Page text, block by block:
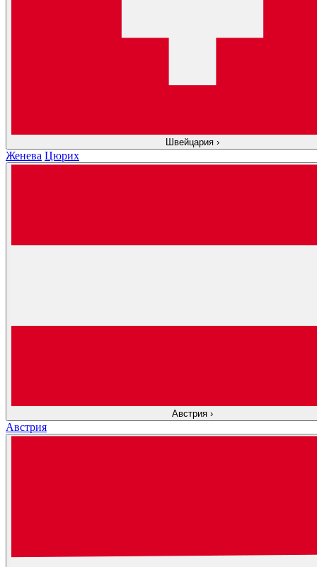
Швейцария ›
Женева Цюрих
Австрия ›
Австрия